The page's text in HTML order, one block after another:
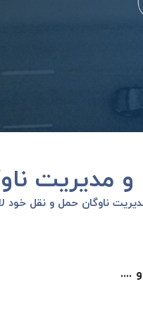
و
ناوگان حمل و نقل خود
....